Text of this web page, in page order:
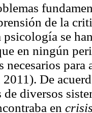
de la
psicología se
en ningún
necesarios
De
diversos
en